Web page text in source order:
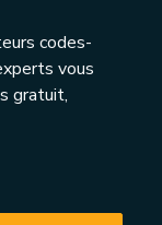
codes-
vous
gratuit,